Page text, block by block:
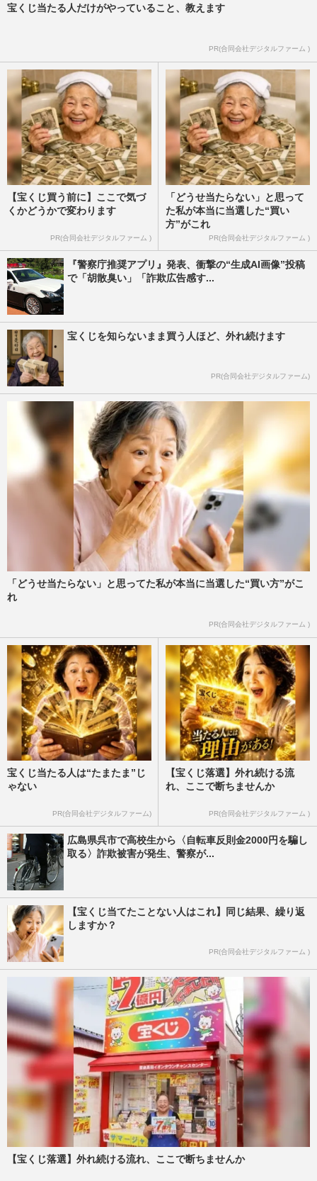
宝くじ当たる人だけがやっていること、教えます
PR(合同会社デジタルファーム )
【宝くじ買う前に】ここで気づ
くかどうかで変わります
PR(合同会社デジタルファーム )
「どうせ当たらない」と思って
た私が本当に当選した“買い
方”がこれ
PR(合同会社デジタルファーム )
『警察庁推奨アプリ』発表、衝撃の“生成AI画像”投稿
で「胡散臭い」「詐欺広告感す...
宝くじを知らないまま買う人ほど、外れ続けます
PR(合同会社デジタルファーム)
「どうせ当たらない」と思ってた私が本当に当選した“買い方”がこ
れ
PR(合同会社デジタルファーム )
宝くじ当たる人は“たまたま”じ
ゃない
PR(合同会社デジタルファーム)
【宝くじ落選】外れ続ける流
れ、ここで断ちませんか
PR(合同会社デジタルファーム )
広島県呉市で高校生から〈自転車反則金2000円を騙し
取る〉詐欺被害が発生、警察が...
【宝くじ当てたことない人はこれ】同じ結果、繰り返
しますか？
PR(合同会社デジタルファーム )
【宝くじ落選】外れ続ける流れ、ここで断ちませんか